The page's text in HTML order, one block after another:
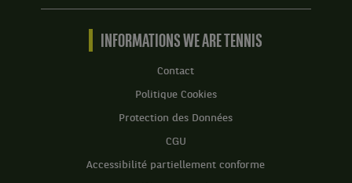
Tennis
BNP
Accueil
INFORMATIONS WE ARE TENNIS
Contact
Politique Cookies
Protection des Données
CGU
Accessibilité partiellement conforme